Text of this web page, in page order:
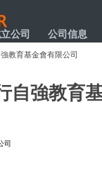
公司 公司信息
教育基金會有限公司
自強教育
司